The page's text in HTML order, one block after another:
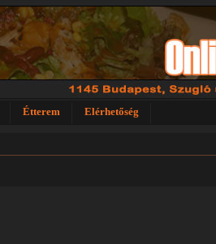
Étterem Elérhetőség